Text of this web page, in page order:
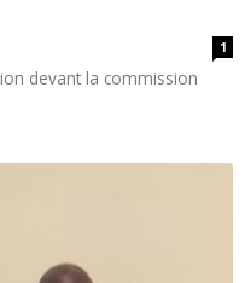
1
devant la commission